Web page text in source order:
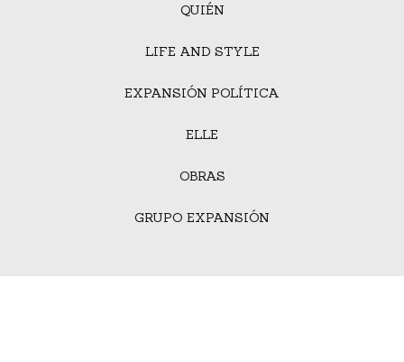
QUIÉN
LIFE AND STYLE
EXPANSIÓN POLÍTICA
ELLE
OBRAS
GRUPO EXPANSIÓN